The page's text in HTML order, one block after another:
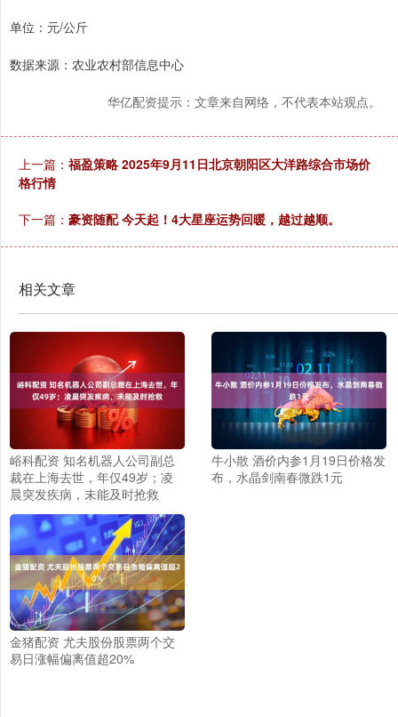
单位：元/公斤
数据来源：农业农村部信息中心
华亿配资提示：文章来自网络，不代表本站观点。
上一篇： 福盈策略 2025年9月11日北京朝阳区大洋路综合市场价
格行情
下一篇： 豪资随配 今天起！4大星座运势回暖，越过越顺。
相关文章
峪科配资 知名机器人公司副总
裁在上海去世，年仅49岁；凌
晨突发疾病，未能及时抢救
牛小散 酒价内参1月19日价格发
布，水晶剑南春微跌1元
金猪配资 尤夫股份股票两个交
易日涨幅偏离值超20%